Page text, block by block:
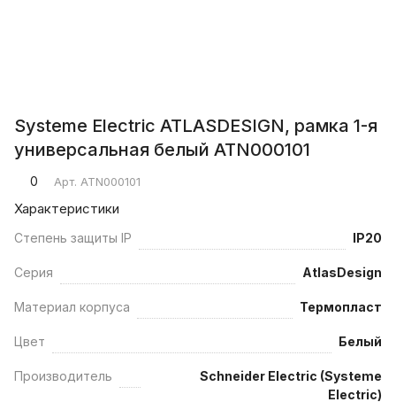
Systeme Electric ATLASDESIGN, рамка 1-я
универсальная белый ATN000101
0 Арт. ATN000101
Характеристики
Степень защиты IP IP20
Серия AtlasDesign
Материал корпуса Термопласт
Цвет Белый
Производитель
Schneider Electric (Systeme
Electric)